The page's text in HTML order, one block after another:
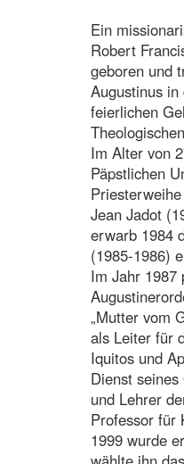
Ein
Robert
geboren und
Augustinus
feierlichen
Im Alter von
Päpstlichen
Jean Jadot
erwarb 1984
(1985-1986)
Im Jahr
„Mutter vom
als Leiter für
Iquitos und
Dienst
und Lehrer
Professor für
1999 wurde